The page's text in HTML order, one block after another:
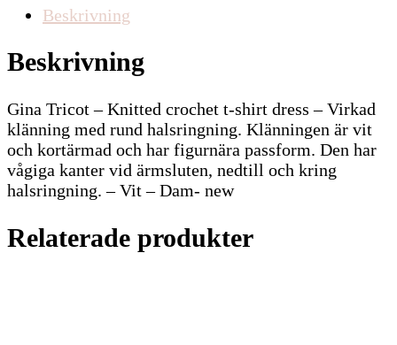
Beskrivning
Beskrivning
Gina Tricot – Knitted crochet t-shirt dress – Virkad
klänning med rund halsringning. Klänningen är vit
och kortärmad och har figurnära passform. Den har
vågiga kanter vid ärmsluten, nedtill och kring
halsringning. – Vit – Dam- new
Relaterade produkter